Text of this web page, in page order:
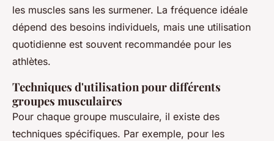
les muscles sans les surmener. La fréquence idéale
dépend des besoins individuels, mais une utilisation
quotidienne est souvent recommandée pour les
athlètes.
Techniques d'utilisation pour différents
groupes musculaires
Pour chaque groupe musculaire, il existe des
techniques spécifiques. Par exemple, pour les